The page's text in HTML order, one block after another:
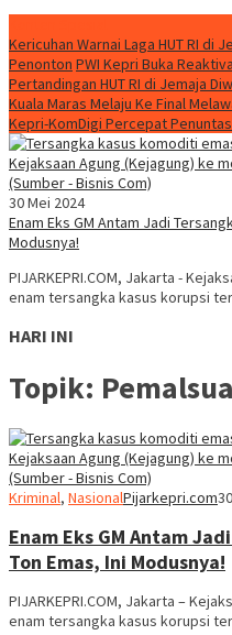
Kericuhan Warnai Laga HUT RI di
Penonton PWI Kepri Buka
Pertandingan HUT RI di Jemaja
Kuala Maras Melaju Ke Final
Kepri-KomDigi Percepat
30 Mei 2024
Enam Eks GM Antam Jadi
Modusnya!
PIJARKEPRI.COM, Jakarta -
enam tersangka kasus korupsi
HARI INI
Topik:
Kriminal, NasionalPijarkepri.com
Enam Eks GM Antam
Ton Emas, Ini Modusnya!
PIJARKEPRI.COM, Jakarta –
enam tersangka kasus korupsi